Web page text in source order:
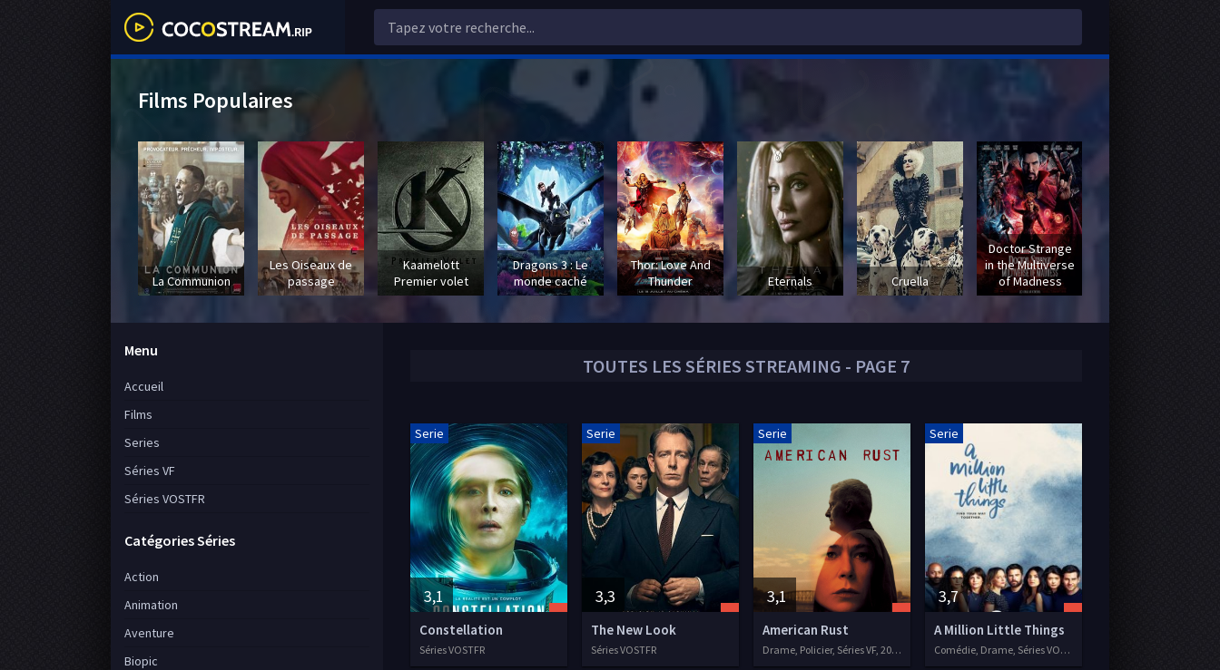
TOUTES LES SÉRIES STREAMING - PAGE 7
3,1
Serie
Constellation
Séries VOSTFR
3,3
Serie
The New Look
Séries VOSTFR
3,1
Serie
American Rust
Drame, Policier, Séries VF, 2021
3,7
Serie
A Million Little Things
Comédie, Drame, Séries VOSTFR, 2018
Menu
Accueil
Films
Series
Séries VF
Séries VOSTFR
Catégories Séries
Action
Animation
Aventure
Biopic
Films Populaires
La Communion
Les Oiseaux de
passage
Kaamelott
Premier volet
Dragons 3 : Le
monde caché
Thor: Love And
Thunder
Eternals Cruella
Doctor Strange
in the Multiverse
of Madness